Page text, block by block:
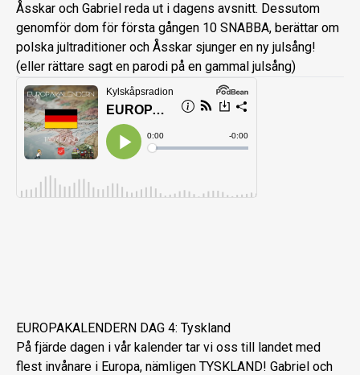
Åsskar och Gabriel reda ut i dagens avsnitt. Dessutom
genomför dom för första gången 10 SNABBA, berättar om
polska jultraditioner och Åsskar sjunger en ny julsång!
(eller rättare sagt en parodi på en gammal julsång)
EUROPAKALENDERN DAG 4: Tyskland
På fjärde dagen i vår kalender tar vi oss till landet med
flest invånare i Europa, nämligen TYSKLAND! Gabriel och